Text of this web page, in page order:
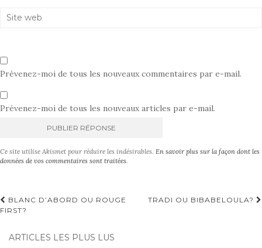
Prévenez-moi de tous les nouveaux commentaires par e-mail.
Prévenez-moi de tous les nouveaux articles par e-mail.
l
n
Ce site utilise Akismet pour réduire les indésirables. En savoir plus sur la façon dont les
données de vos commentaires sont traitées.
Navigation
BLANC D’ABORD OU ROUGE
FIRST?
TRADI OU BIBABELOULA?
ARTICLES LES PLUS LUS